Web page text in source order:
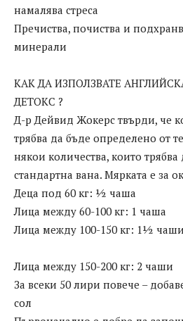
намалява стреса
Пречиства, почиства и
минерали
КАК ДА ИЗПОЛЗВАТЕ
ДЕТОКС ?
Д-р Дейвид Жокерс твърди, че
трябва да бъде определено от
някои количества, които трябва
стандартна вана. Мярката е за
Деца под 60 кг: ½ чаша
Лица между 60-100 кг: 1 чаша
Лица между 100-150 кг: 1½ чаши
Лица между 150-200 кг: 2 чаши
За всеки 50 лири повече –
сол